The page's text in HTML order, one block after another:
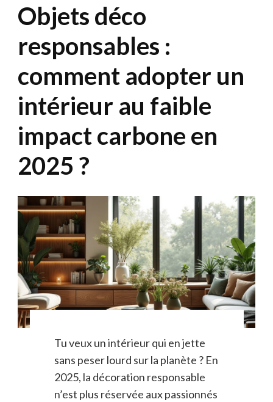
Objets déco
responsables :
comment adopter un
intérieur au faible
impact carbone en
2025 ?
Tu veux un intérieur qui en jette
sans peser lourd sur la planète ? En
2025, la décoration responsable
n’est plus réservée aux passionnés